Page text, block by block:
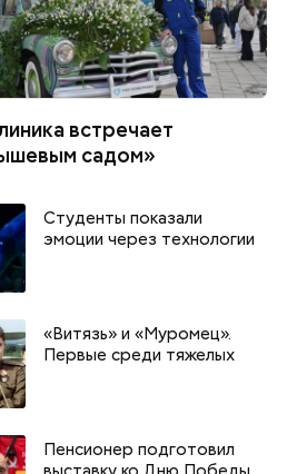
встречает
садом»
Студенты показали
эмоции через технологии
«Витязь» и «Муромец».
Первые среди тяжелых
Пенсионер подготовил